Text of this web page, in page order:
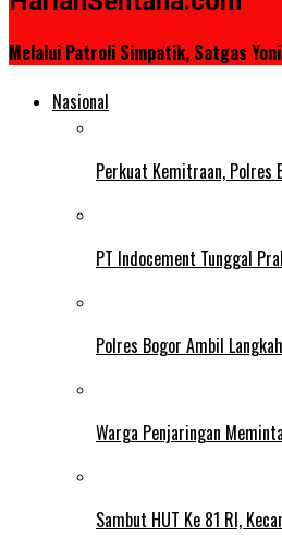
Melalui Patroli Simpatik, Satgas
Nasional
Perkuat Kemitraan, Polres
PT Indocement Tunggal
Polres Bogor Ambil
Warga Penjaringan
Sambut HUT Ke 81 RI,